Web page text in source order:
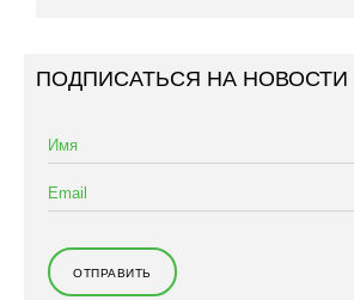
ПОДПИСАТЬСЯ НА НОВОСТИ